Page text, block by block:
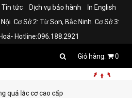
Tin tức Dịch vụ bảo hành
In English
Cơ Sở 2: Từ Sơn, Bắc Ninh. Cơ Sở 3:
Hotline:096.188.2921
0
quả lắc cơ cao cấp